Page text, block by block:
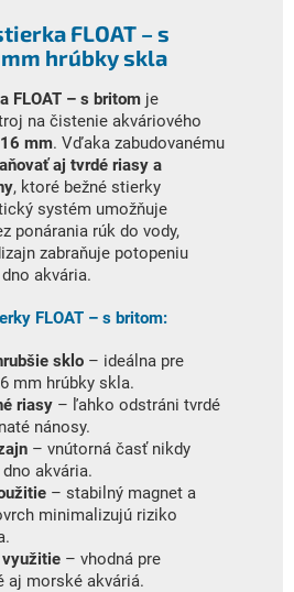
FLOAT – s
hrúbky skla
FLOAT – s britom je
na čistenie akváriového
16 mm. Vďaka zabudovanému
aj tvrdé riasy a
, ktoré bežné stierky
systém umožňuje
ponárania rúk do vody,
zabraňuje potopeniu
akvária.
FLOAT – s britom:
sklo – ideálna pre
mm hrúbky skla.
riasy – ľahko odstráni tvrdé
nánosy.
– vnútorná časť nikdy
akvária.
– stabilný magnet a
minimalizujú riziko
využitie – vhodná pre
aj morské akváriá.